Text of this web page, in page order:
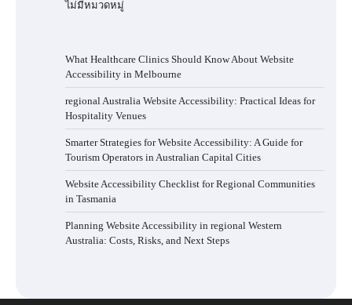
ไม่มีหมวดหมู่
What Healthcare Clinics Should Know About Website
Accessibility in Melbourne
regional Australia Website Accessibility: Practical Ideas for
Hospitality Venues
Smarter Strategies for Website Accessibility: A Guide for
Tourism Operators in Australian Capital Cities
Website Accessibility Checklist for Regional Communities
in Tasmania
Planning Website Accessibility in regional Western
Australia: Costs, Risks, and Next Steps